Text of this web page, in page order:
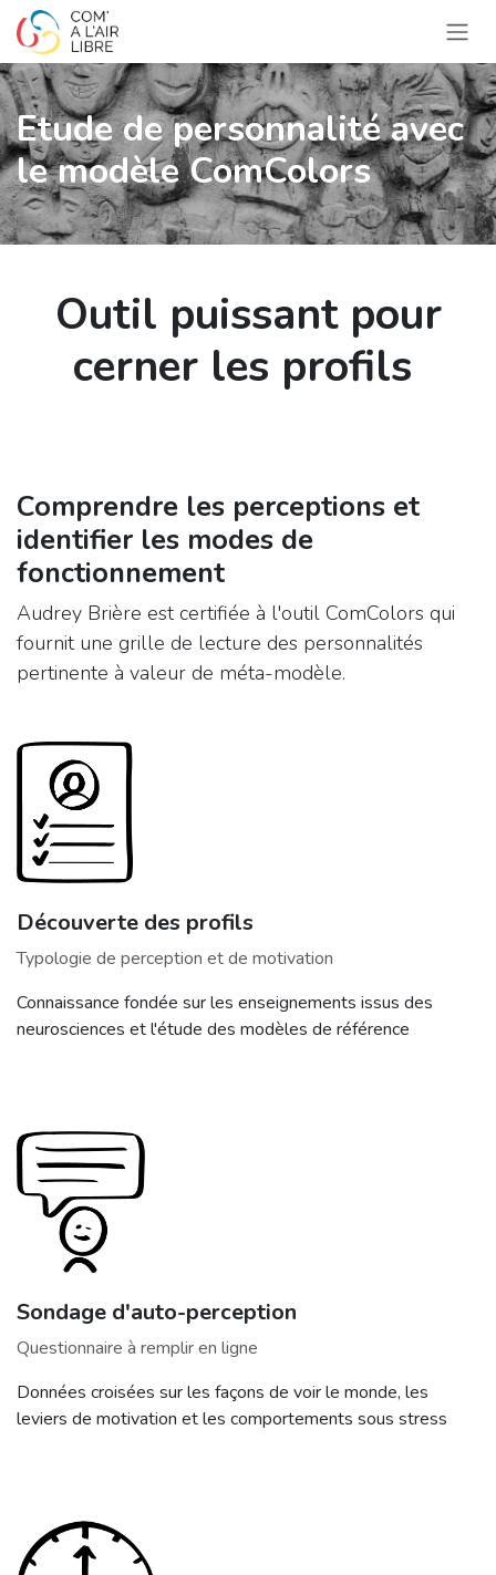
Se rendre au contenu
Etude de personnalité avec
le modèle ComColors
Outil puissant pour
cerner les profils
Comprendre les perceptions et
identifier les modes de
fonctionnement
Audrey Brière est certifiée à l'outil ComColors qui
fournit une grille de lecture des personnalités
pertinente à valeur de méta-modèle.
Découverte des profils
Typologie de perception et de motivation
Connaissance fondée sur les enseignements issus des
neurosciences et l'étude des modèles de référence
Sondage d'auto-perception
Questionnaire à remplir en ligne
Données croisées sur les façons de voir le monde, les
leviers de motivation et les comportements sous stress